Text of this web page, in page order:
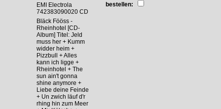
EMI Electrola
742383090020 CD
Bläck Fööss -
Rheinhotel [CD-
Album] Titel: Jeld
muss her + Kumm
widder heim +
Pizzbull + Alles
kann ich ligge +
Rheinhotel + The
sun ain't gonna
shine anymore +
Liebe deine Feinde
+ Un zwich läuf d'r
rhing hin zum Meer
bestellen: